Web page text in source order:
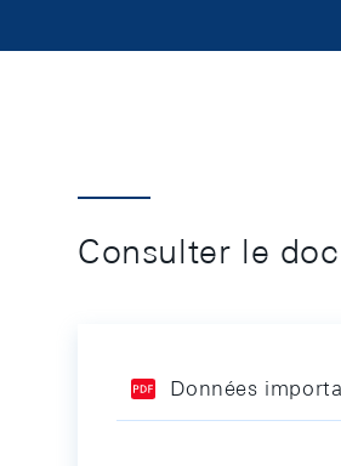
Consulter le
Données